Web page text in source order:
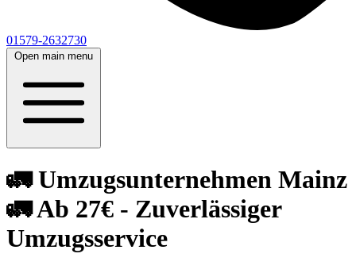
01579-2632730
Open main menu
🚛 Umzugsunternehmen Mainz
🚛 Ab 27€ - Zuverlässiger
Umzugsservice